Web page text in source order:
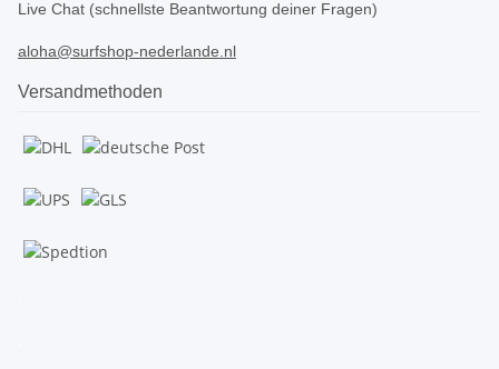
Live Chat (schnellste Beantwortung deiner Fragen)
aloha@surfshop-nederlande.nl
Versandmethoden